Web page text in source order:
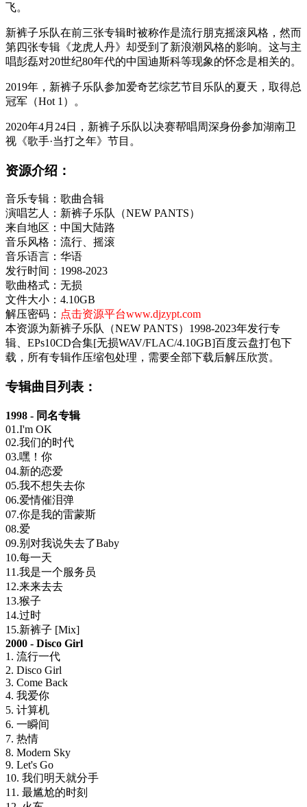
飞。
新裤子乐队在前三张专辑时被称作是流行朋克摇滚风格，然而
第四张专辑《龙虎人丹》却受到了新浪潮风格的影响。这与主
唱彭磊对20世纪80年代的中国迪斯科等现象的怀念是相关的。
2019年，新裤子乐队参加爱奇艺综艺节目乐队的夏天，取得总
冠军（Hot 1）。
2020年4月24日，新裤子乐队以决赛帮唱周深身份参加湖南卫
视《歌手·当打之年》节目。
资源介绍：
音乐专辑：歌曲合辑
演唱艺人：新裤子乐队（NEW PANTS）
来自地区：中国大陆路
音乐风格：流行、摇滚
音乐语言：华语
发行时间：1998-2023
歌曲格式：无损
文件大小：4.10GB
解压密码： 点击资源平台www.djzypt.com
本资源为新裤子乐队（NEW PANTS）1998-2023年发行专
辑、EPs10CD合集[无损WAV/FLAC/4.10GB]百度云盘打包下
载，所有专辑作压缩包处理，需要全部下载后解压欣赏。
专辑曲目列表：
1998 - 同名专辑
01.I'm OK
02.我们的时代
03.嘿！你
04.新的恋爱
05.我不想失去你
06.爱情催泪弹
07.你是我的雷蒙斯
08.爱
09.别对我说失去了Baby
10.每一天
11.我是一个服务员
12.来来去去
13.猴子
14.过时
15.新裤子 [Mix]
2000 - Disco Girl
1. 流行一代
2. Disco Girl
3. Come Back
4. 我爱你
5. 计算机
6. 一瞬间
7. 热情
8. Modern Sky
9. Let's Go
10. 我们明天就分手
11. 最尴尬的时刻